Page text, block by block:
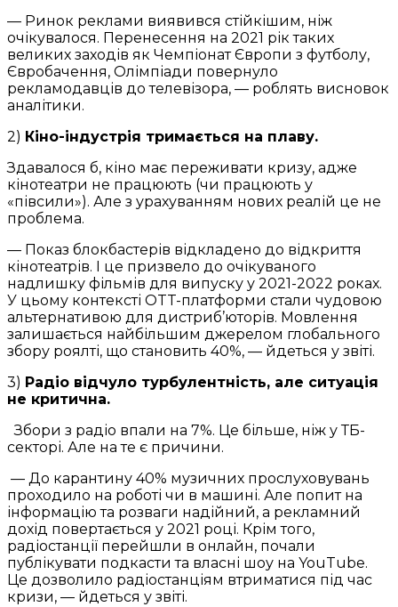
— Ринок реклами виявився стійкішим, ніж
очікувалося. Перенесення на 2021 рік таких
великих заходів як Чемпіонат Європи з футболу,
Євробачення, Олімпіади повернуло
рекламодавців до телевізора, — роблять висновок
аналітики.
2) Кіно-індустрія тримається на плаву.
Здавалося б, кіно має переживати кризу, адже
кінотеатри не працюють (чи працюють у
«півсили»). Але з урахуванням нових реалій це не
проблема.
— Показ блокбастерів відкладено до відкриття
кінотеатрів. І це призвело до очікуваного
надлишку фільмів для випуску у 2021-2022 роках.
У цьому контексті OTT-платформи стали чудовою
альтернативою для дистриб’юторів. Мовлення
залишається найбільшим джерелом глобального
збору роялті, що становить 40%, — йдеться у звіті.
3) Радіо відчуло турбулентність, але ситуація
не критична.
Збори з радіо впали на 7%. Це більше, ніж у ТБ-
секторі. Але на те є причини.
— До карантину 40% музичних прослуховувань
проходило на роботі чи в машині. Але попит на
інформацію та розваги надійний, а рекламний
дохід повертається у 2021 році. Крім того,
радіостанції перейшли в онлайн, почали
публікувати подкасти та власні шоу на YouTube.
Це дозволило радіостанціям втриматися під час
кризи, — йдеться у звіті.